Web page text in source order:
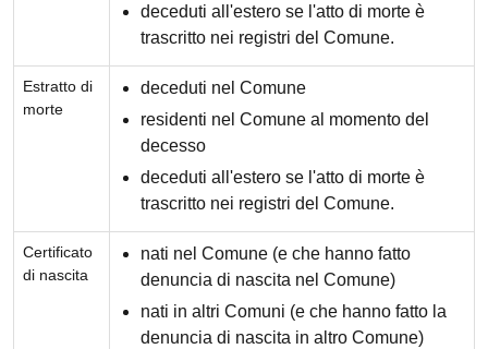
deceduti all'estero se l'atto di morte è
trascritto nei registri del Comune.
Estratto di
morte
deceduti nel Comune
residenti nel Comune al momento del
decesso
deceduti all'estero se l'atto di morte è
trascritto nei registri del Comune.
Certificato
di nascita
nati nel Comune (e che hanno fatto
denuncia di nascita nel Comune)
nati in altri Comuni (e che hanno fatto la
denuncia di nascita in altro Comune)